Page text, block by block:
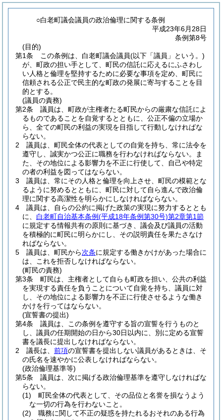
○白老町議会議員の政治倫理に関する条例
平成23年6月28日
条例第8号
(目的)
第1条
この条例は、白老町議会議員(以下「議員」という。)
が、町政の担い手として、町民の信託に応えるにふさわし
い人格と倫理を堅持するために必要な事項を定め、町民に
信頼される公正で民主的な町政の発展に寄与することを目
的とする。
(議員の責務)
第2条
議員は、町政が主権者たる町民からの厳粛な信託によ
るものであることを自覚するとともに、公正不偏の立場か
ら、全ての町民の利益の実現を目指して行動しなければな
らない。
2
議員は、町民全体の代表としての自覚を持ち、常に法令を
遵守し、誠実かつ公正に職務を行わなければならない。
ま
た、その地位による影響力を不正に行使して、自己や特定
の者の利益を図ってはならない。
3
議員は、常にその人格と倫理を向上させ、町民の模範とな
るように努めるとともに、町民に対して自ら進んで政治倫
理に関する高潔性を明らかにしなければならない。
4
議員は、自らの公約に掲げた政策の実現に努力するととも
に、 白老町自治基本条例(平成18年条例第30号)第2章第1節
に規定する情報共有の原則に基づき、議会及び議員の活動
を積極的に町民に明らかにし、その説明責任を果たさなけ
ればならない。
5
議員は、町民から次条に規定する働きかけがあった場合に
は、これを拒否しなければならない。
(町民の責務)
第3条
町民は、主権者として自らも町政を担い、公共の利益
を実現する責任を負うことについて自覚を持ち、議員に対
し、その地位による影響力を不正に行使させるような働き
かけを行ってはならない。
(宣誓書の提出)
第4条
議員は、この条例を遵守する旨の宣誓を行うものと
し、議員の任期開始の日から30日以内に、別に定める宣誓
書を議長に提出しなければならない。
2
議長は、 前項の宣誓書を提出しない議員があるときは、そ
の氏名を速やかに公表しなければならない。
(政治倫理基準等)
第5条
議員は、次に掲げる政治倫理基準を遵守しなければな
らない。
(1)
町民全体の代表として、その品位と名誉を損なうよう
な一切の行為を行わないこと。
(2)
職務に関して不正の疑惑を持たれるおそれのある行為